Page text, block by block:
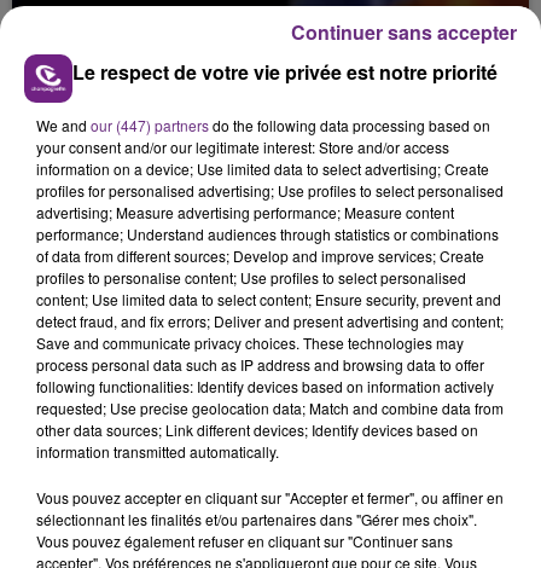
DIRE STRAITS À LA FOIRE DE CHÂLONS
CONCERT DE JOHNNY HALLYDAY À
SEDAN : TOUTES LES INFOS SUR LA...
Le respect de votre vie privée est notre priorité
We and our (447) partnersdo the following data processing based on
your consent and/or our legitimate interest: Store and/or access
information on a device; Use limited data to select advertising; Create
profiles for personalised advertising; Use profiles to select personalised
advertising; Measure advertising performance; Measure content
performance; Understand audiences through statistics or combinations
of data from different sources; Develop and improve services; Create
profiles to personalise content; Use profiles to select personalised
content; Use limited data to select content; Ensure security, prevent and
detect fraud, and fix errors; Deliver and present advertising and content;
Save and communicate privacy choices. These technologies may
process personal data such as IP address and browsing data to offer
following functionalities: Identify devices based on information actively
requested; Use precise geolocation data; Match and combine data from
other data sources; Link different devices; Identify devices based on
information transmitted automatically.
Vous pouvez accepter en cliquant sur "Accepter et fermer", ou affiner en
sélectionnant les finalités et/ou partenaires dans "Gérer mes choix".
Vous pouvez également refuser en cliquant sur "Continuer sans
accepter". Vos préférences ne s'appliqueront que pour ce site. Vous
Continuer sans accepter